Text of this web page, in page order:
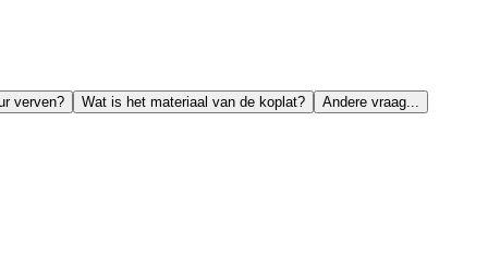
verven? Wat is het materiaal van de koplat? Andere vraag...